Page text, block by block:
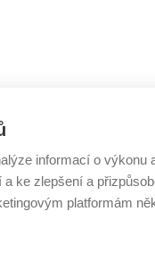
informací o výkonu
ke zlepšení a
platformám